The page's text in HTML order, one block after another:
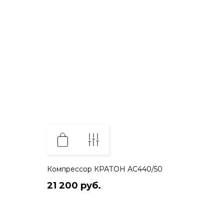
Компрессор КРАТОН АС440/50
21 200 руб.